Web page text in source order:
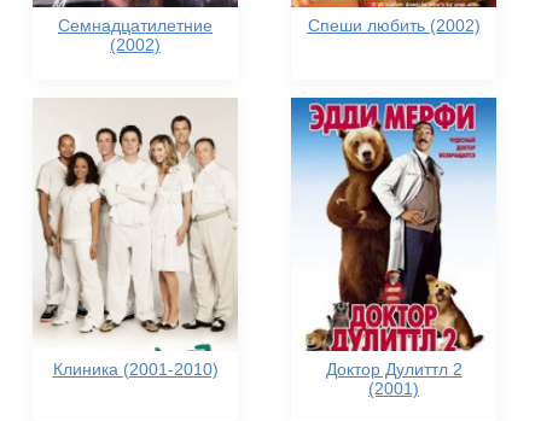
Семнадцатилетние
(2002)
Спеши любить (2002)
Клиника (2001-2010)
Доктор Дулиттл 2
(2001)